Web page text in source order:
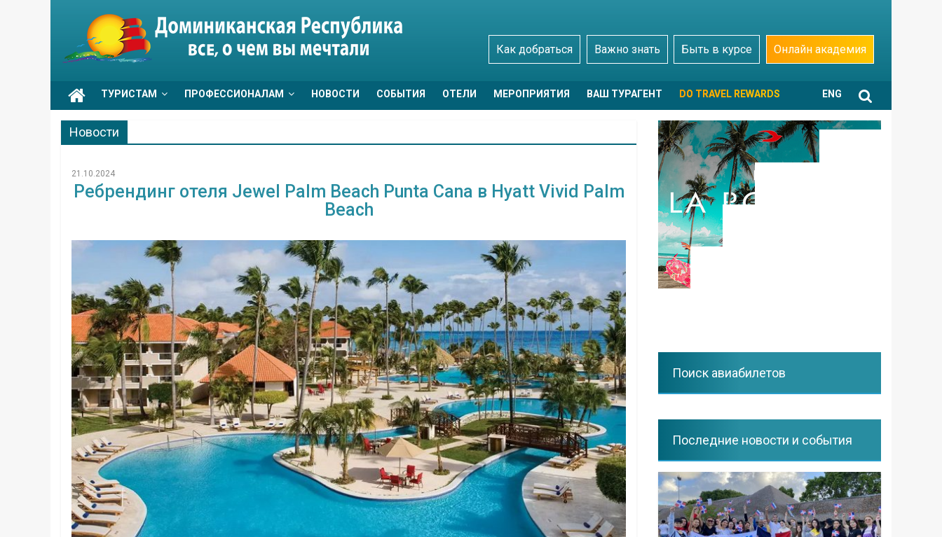
Go
Dominicana
Как добраться Важно знать Быть в курсе Онлайн академия
ТУРИСТАМ ПРОФЕССИОНАЛАМ НОВОСТИ СОБЫТИЯ ОТЕЛИ МЕРОПРИЯТИЯ ВАШ ТУРАГЕНТ DO TRAVEL REWARDS ENG
Новости
21.10.2024
Ребрендинг отеля Jewel Palm Beach Punta Cana в Hyatt Vivid Palm
Beach
Поиск авиабилетов
Последние новости и события